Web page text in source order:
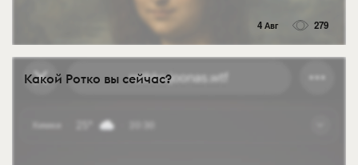
4 Авг 279
Какой Ротко вы сейчас?